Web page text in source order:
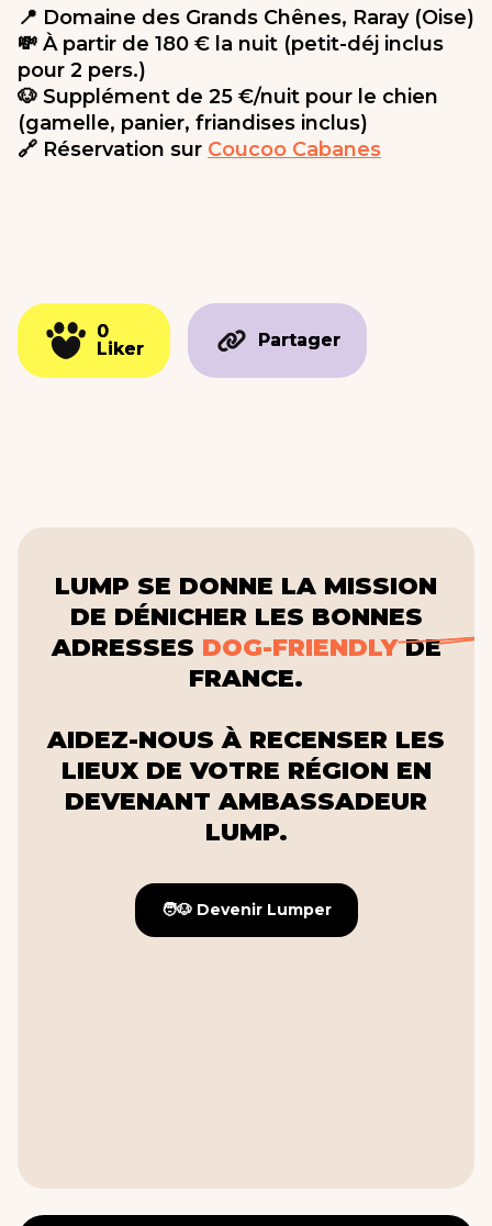
📍 Domaine des Grands Chênes, Raray (Oise)
💸 À partir de 180 € la nuit (petit-déj inclus
pour 2 pers.)
🐶 Supplément de 25 €/nuit pour le chien
(gamelle, panier, friandises inclus)
🔗 Réservation sur Coucoo Cabanes
0
Liker
0
Liker
Partager
Partager
LUMP SE DONNE LA MISSION
DE DÉNICHER LES BONNES
ADRESSES DOG-FRIENDLYDE
FRANCE.
AIDEZ-NOUS À RECENSER LES
LIEUX DE VOTRE RÉGION EN
DEVENANT AMBASSADEUR
LUMP.
🧑🐶 Devenir Lumper
🧑🐶 Devenir Lumper